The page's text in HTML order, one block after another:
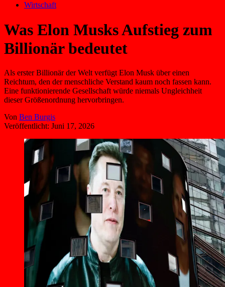
Wirtschaft
Was Elon Musks Aufstieg zum
Billionär bedeutet
Als erster Billionär der Welt verfügt Elon Musk über einen
Reichtum, den der menschliche Verstand kaum noch fassen kann.
Eine funktionierende Gesellschaft würde niemals Ungleichheit
dieser Größenordnung hervorbringen.
Von Ben Burgis
Veröffentlicht: Juni 17, 2026